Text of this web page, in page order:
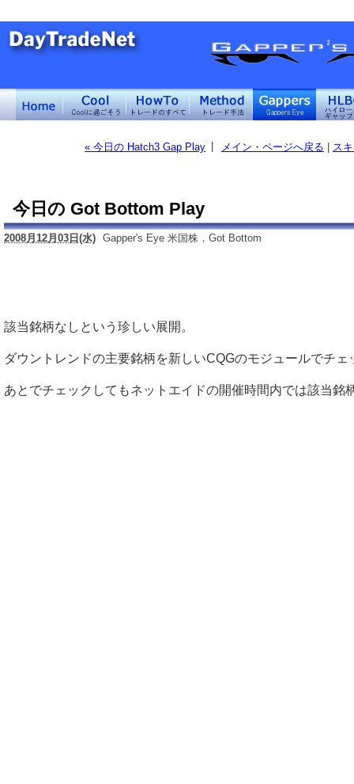
« 今日の Hatch3 Gap Play メイン・ページへ戻る ス
今日の Got Bottom Play
2008月12月03日(水) Gapper's Eye 米国株，Got Bottom
該当銘柄なしという珍しい展開。
ダウントレンドの主要銘柄を新しいCQGのモジュールでチ
あとでチェックしてもネットエイドの開催時間内では該当銘